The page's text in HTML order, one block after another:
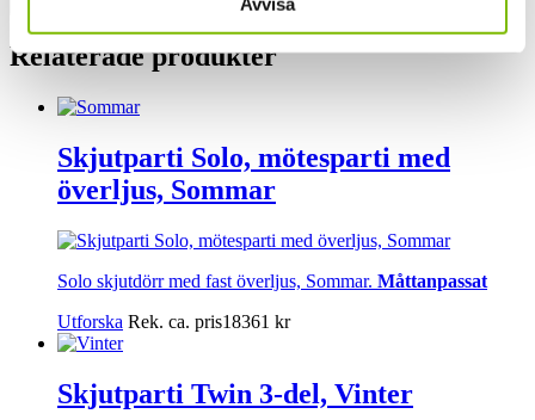
Relaterade produkter
Skjutparti Solo, mötesparti med
överljus, Sommar
Solo skjutdörr med fast överljus, Sommar. Måttanpassat
Utforska Rek. ca. pris18361 kr
Skjutparti Twin 3-del, Vinter